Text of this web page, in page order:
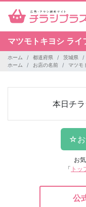
マツモトキヨシ ライ
ホーム 都道府県 茨城県
ホーム
お店の名前 マツモ
本日チ
お
「 トッ
公